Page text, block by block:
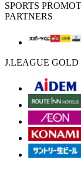
SPORTS
PARTNERS
J.LEAGUE GOLD